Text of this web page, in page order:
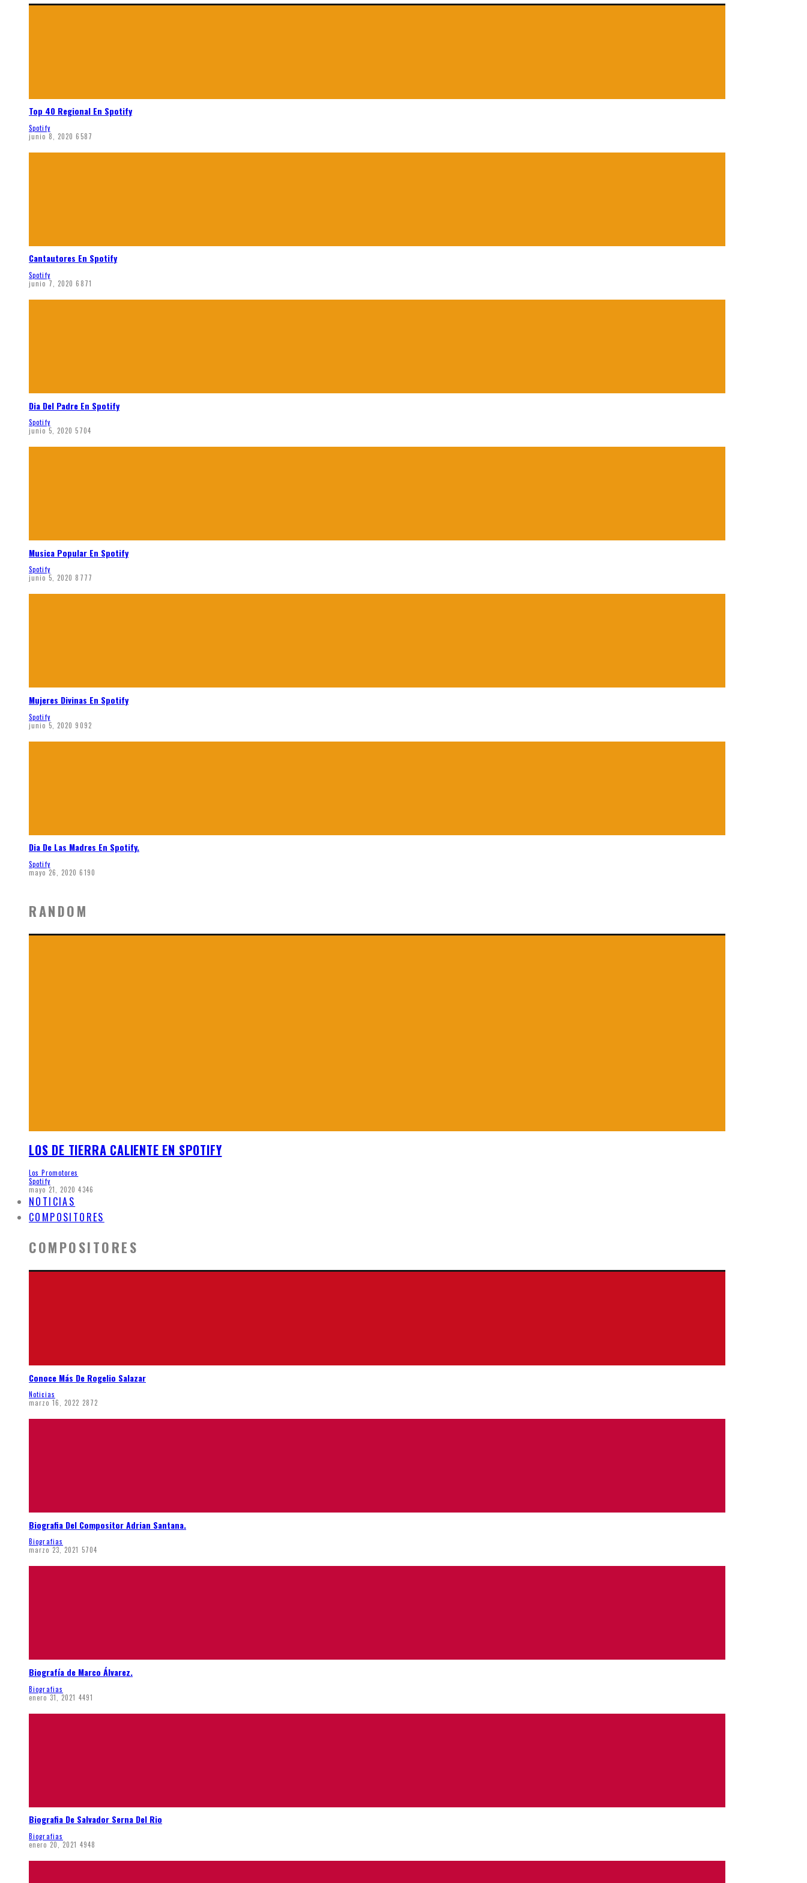
Top 40 Regional En Spotify
Spotify
junio 8, 2020 6587
Cantautores En Spotify
Spotify
junio 7, 2020 6871
Dia Del Padre En Spotify
Spotify
junio 5, 2020 5704
Musica Popular En Spotify
Spotify
junio 5, 2020 8777
Mujeres Divinas En Spotify
Spotify
junio 5, 2020 9092
Dia De Las Madres En Spotify.
Spotify
mayo 26, 2020 6190
RANDOM
LOS DE TIERRA CALIENTE EN SPOTIFY
Los Promotores
Spotify
mayo 21, 2020 4346
NOTICIAS
COMPOSITORES
COMPOSITORES
Conoce Más De Rogelio Salazar
Noticias
marzo 16, 2022 2872
Biografia Del Compositor Adrian Santana.
Biografias
marzo 23, 2021 5704
Biografía de Marco Álvarez.
Biografias
enero 31, 2021 4491
Biografia De Salvador Serna Del Rio
Biografias
enero 20, 2021 4948